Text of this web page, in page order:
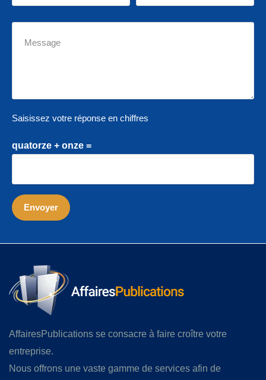
Saisissez votre réponse en chiffres
quatorze + onze =
AffairesPublications se consacre à faire croître votre
entreprise.
Nous offrons une vaste gamme de services afin de